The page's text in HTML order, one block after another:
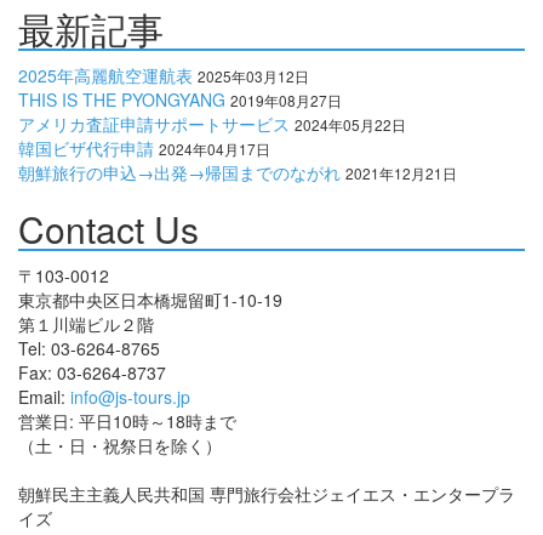
最新記事
2025年高麗航空運航表 2025年03月12日
THIS IS THE PYONGYANG 2019年08月27日
アメリカ査証申請サポートサービス 2024年05月22日
韓国ビザ代行申請 2024年04月17日
朝鮮旅行の申込→出発→帰国までのながれ 2021年12月21日
Contact Us
〒103-0012
東京都中央区日本橋堀留町1-10-19
第１川端ビル２階
Tel: 03-6264-8765
Fax: 03-6264-8737
Email: info@js-tours.jp
営業日: 平日10時～18時まで
（土・日・祝祭日を除く）
朝鮮民主主義人民共和国 専門旅行会社ジェイエス・エンタープラ
イズ